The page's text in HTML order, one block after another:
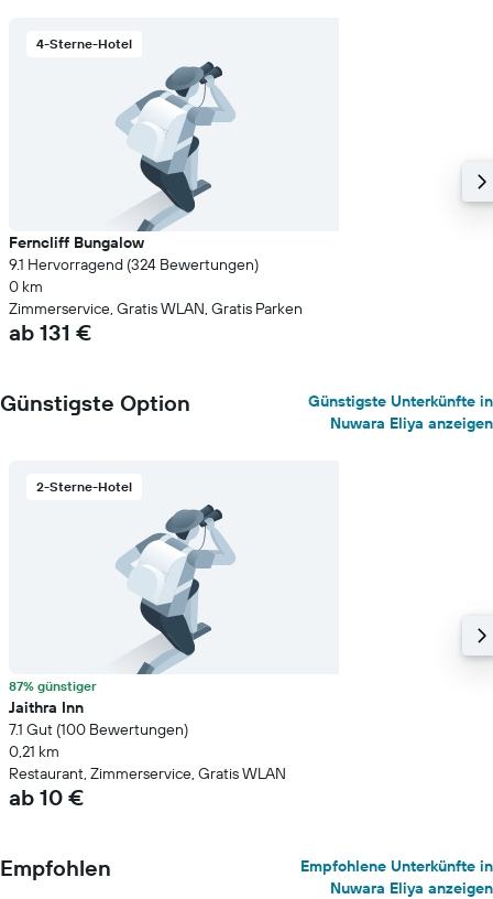
4-Sterne-Hotel
Ferncliff Bungalow
9.1 Hervorragend (324 Bewertungen)
0 km
Zimmerservice, Gratis WLAN, Gratis Parken
ab 131 €
Günstigste Option
Günstigste Unterkünfte in
Nuwara Eliya anzeigen
2-Sterne-Hotel
87% günstiger
Jaithra Inn
7.1 Gut (100 Bewertungen)
0,21 km
Restaurant, Zimmerservice, Gratis WLAN
ab 10 €
Empfohlen
Empfohlene Unterkünfte in
Nuwara Eliya anzeigen